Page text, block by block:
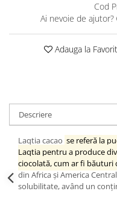
Cod
Ai nevoie de ajutor?
Adauga la
Descriere
Laqtia cacao se referă la
Laqtia pentru a produce
ciocolată, cum ar fi băuturi
din Africa și America
solubilitate, având un